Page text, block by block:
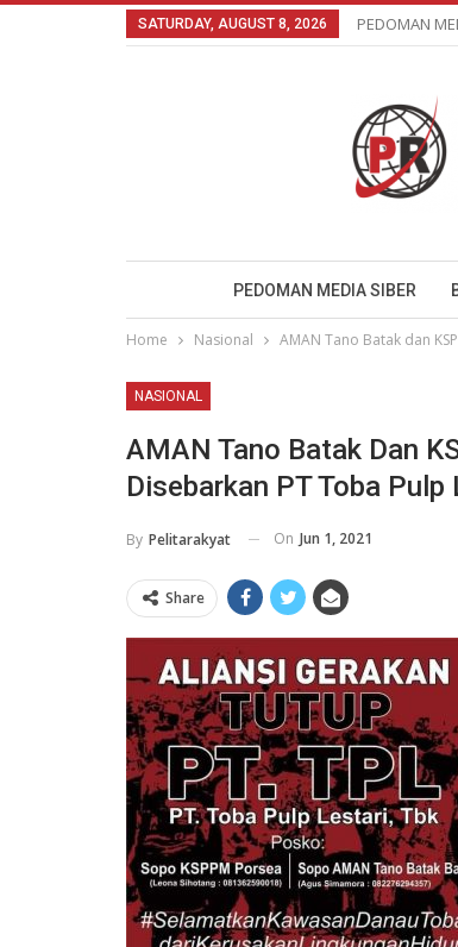
SATURDAY, AUGUST 8, 2026 PEDOMAN
PEDOMAN MEDIA SIBER
Home Nasional AMAN Tano Batak dan
NASIONAL
AMAN Tano Batak Dan
Disebarkan PT Toba
By Pelitarakyat On Jun 1, 2021
Share